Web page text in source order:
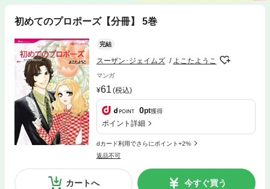
初めてのプロポーズ【分冊】 5巻
完結
スーザン･ジェイムズ よこたようこ
マンガ
61 (税込)
0pt獲得
ポイント詳細
dカード利用でさらにポイント+2%
返品不可
カートへ 今すぐ買う